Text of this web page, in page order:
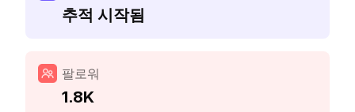
추적 시작됨
팔로워
1.8K